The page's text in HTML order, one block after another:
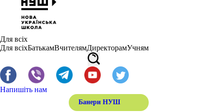
Для всіх
Для всіхБатькамВчителямДиректорамУчням
Напишіть нам
Банери НУШ